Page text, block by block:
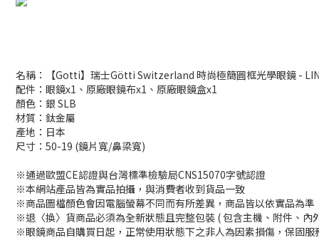
名稱：【Gotti】瑞士Götti Switzerland 時尚極簡圓框光學眼鏡 -
配件：眼鏡x1、原廠眼鏡布x1、原廠眼鏡盒x1
顏色：銀 SLB
材質：鈦金屬
產地：日本
尺寸：50-19 (鏡片寬/鼻梁寬)
※通過歐盟CE認證與台灣標準檢驗局CNS15070字號認證
※本網站產品皆為實品拍攝，與消費者收到貨品一致
※商品圖檔顏色會因電腦螢幕不同而有所差異，商品皆以依實品為準
※退〈換〉貨商品必須為全新狀態且完整包裝 ( 包含主機、附件、
※眼鏡商品自購買日起，正常使用狀態下之非人為因素損傷，保固